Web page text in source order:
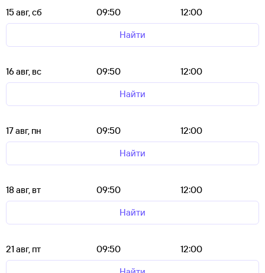
15 авг, сб 09:50
12:00
Найти
16 авг, вс 09:50
12:00
Найти
17 авг, пн 09:50
12:00
Найти
18 авг, вт 09:50
12:00
Найти
21 авг, пт 09:50
12:00